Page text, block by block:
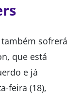
também sofrerá
que está
e já
feira (18),